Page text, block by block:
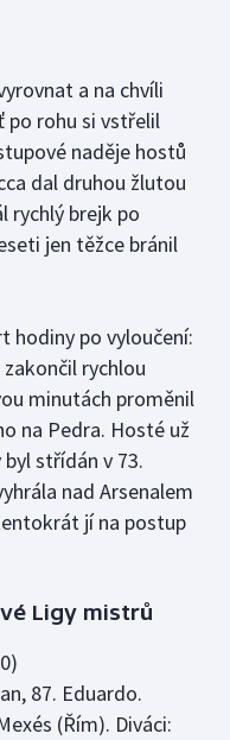
a na chvíli
po rohu si vstřelil
naděje hostů
dal druhou žlutou
rychlý brejk po
jen těžce bránil
hodiny po vyloučení:
rychlou
minutách proměnil
na Pedra. Hosté už
střídán v 73.
nad Arsenalem
jí na postup
Ligy mistrů
87. Eduardo.
(Řím). Diváci: